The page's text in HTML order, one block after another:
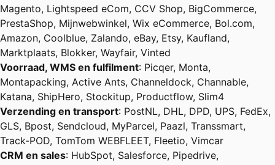
Magento, Lightspeed eCom, CCV Shop, BigCommerce,
PrestaShop, Mijnwebwinkel, Wix eCommerce, Bol.com,
Amazon, Coolblue, Zalando, eBay, Etsy, Kaufland,
Marktplaats, Blokker, Wayfair, Vinted
Voorraad, WMS en fulfilment: Picqer, Monta,
Montapacking, Active Ants, Channeldock, Channable,
Katana, ShipHero, Stockitup, Productflow, Slim4
Verzending en transport: PostNL, DHL, DPD, UPS, FedEx,
GLS, Bpost, Sendcloud, MyParcel, Paazl, Transsmart,
Track-POD, TomTom WEBFLEET, Fleetio, Vimcar
CRM en sales: HubSpot, Salesforce, Pipedrive,